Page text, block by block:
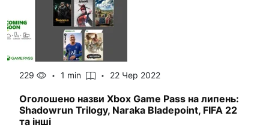
229 1 min 22 Чер 2022
Оголошено назви Xbox Game Pass на липень:
Shadowrun Trilogy, Naraka Bladepoint, FIFA 22
та інші